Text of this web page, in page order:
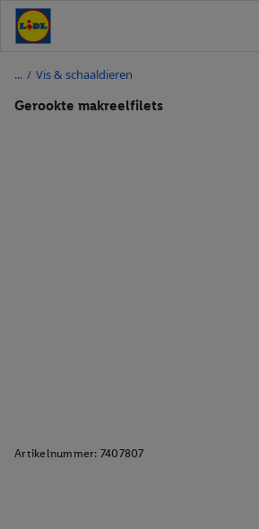
/ Vis & schaaldieren
Gerookte makreelfilets
Artikelnummer: 7407807